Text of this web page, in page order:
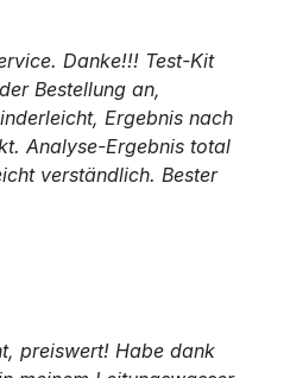
Danke!!! Test-Kit
Bestellung an,
Ergebnis nach
Analyse-Ergebnis total
verständlich. Bester
preiswert! Habe dank